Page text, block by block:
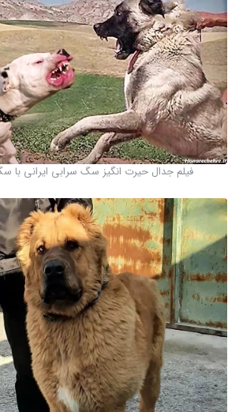
فیلم جدال حیرت انگیز سگ سرابی ایرانی با سگ